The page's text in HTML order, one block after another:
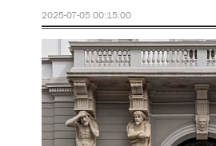
2025-07-05 00:15:00